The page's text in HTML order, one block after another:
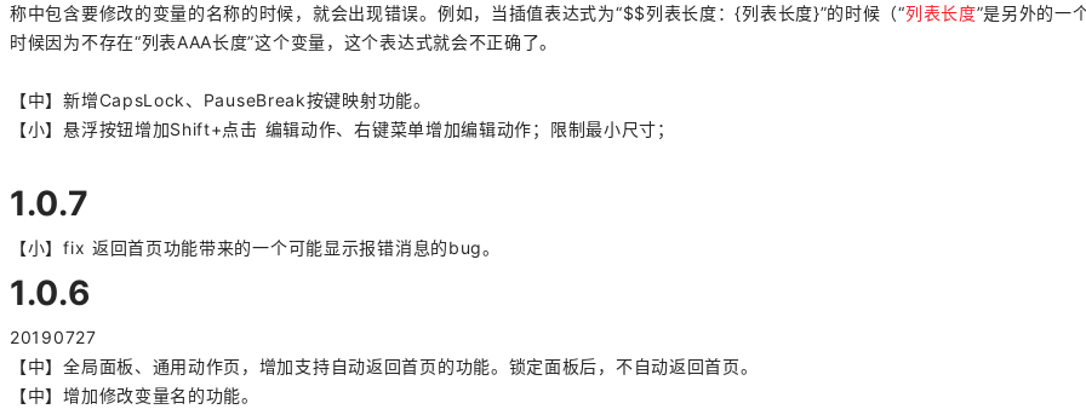
称中包含要修改的变量的名称的时候，就会出现错误。例如，当插值表达式为“$$列表长度：{列表长度}”的时候（“列表长度”是另外的一
时候因为不存在“列表AAA长度”这个变量，这个表达式就会不正确了。
【中】新增CapsLock、PauseBreak按键映射功能。
【小】悬浮按钮增加Shift+点击 编辑动作、右键菜单增加编辑动作；限制最小尺寸；
1.0.7
【小】fix 返回首页功能带来的一个可能显示报错消息的bug。
1.0.6
20190727
【中】全局面板、通用动作页，增加支持自动返回首页的功能。锁定面板后，不自动返回首页。
【中】增加修改变量名的功能。